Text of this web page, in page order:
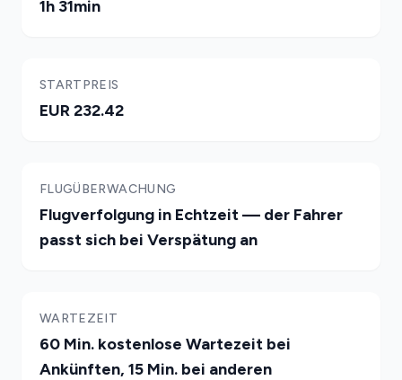
1h 31min
STARTPREIS
EUR 232.42
FLUGÜBERWACHUNG
Flugverfolgung in Echtzeit — der Fahrer
passt sich bei Verspätung an
WARTEZEIT
60 Min. kostenlose Wartezeit bei
Ankünften, 15 Min. bei anderen